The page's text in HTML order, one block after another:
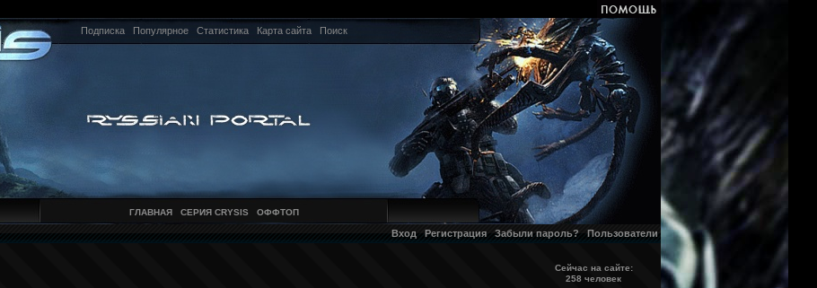
Подписка Популярное Статистика Карта сайта Поиск
ГЛАВНАЯ СЕРИЯ CRYSIS ОФФТОП
Вход Регистрация Забыли пароль? Пользователи
Сейчас на сайте:
258 человек